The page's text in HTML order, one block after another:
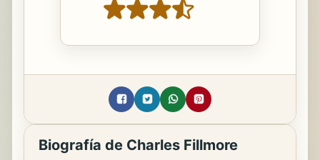
Biografía de Charles Fillmore